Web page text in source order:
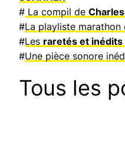
# La compil de
#La playliste marathon
#Les raretés et inédits
#Une pièce sonore
Tous les